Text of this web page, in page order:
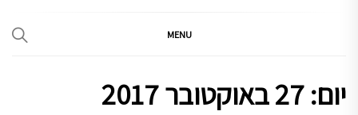
MENU
יום:27 באוקטובר 2017